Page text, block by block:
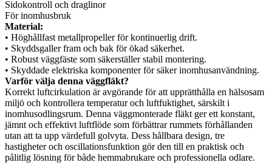
Sidokontroll och draglinor
För inomhusbruk
Material:
•⁠ ⁠Höghållfast metallpropeller för kontinuerlig drift.
• Skyddsgaller fram och bak för ökad säkerhet.
• Robust väggfäste som säkerställer stabil montering.
•⁠ ⁠Skyddade elektriska komponenter för säker inomhusanvändning.
Varför välja denna väggfläkt?
Korrekt luftcirkulation är avgörande för att upprätthålla en hälsosam
miljö och kontrollera temperatur och luftfuktighet, särskilt i
inomhusodlingsrum. Denna väggmonterade fläkt ger ett konstant,
jämnt och effektivt luftflöde som förbättrar rummets förhållanden
utan att ta upp värdefull golvyta. Dess hållbara design, tre
hastigheter och oscillationsfunktion gör den till en praktisk och
pålitlig lösning för både hemmabrukare och professionella odlare.